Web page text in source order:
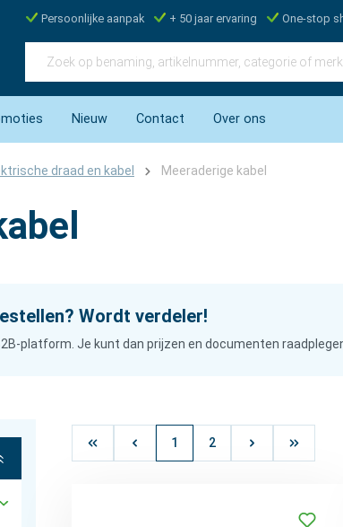
Persoonlijke aanpak + 50 jaar ervaring One-stop
Nieuw Contact Over ons
draad en kabel Meeraderige kabel
Wordt verdeler!
platform. Je kunt dan prijzen en documenten
1 2